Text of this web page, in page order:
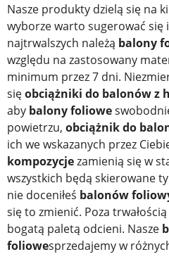
Nasze produkty dzielą się na
wyborze warto sugerować się
najtrwalszych należą balony
względu na zastosowany
minimum przez 7 dni.
sięobciążniki do balonów z
aby balony foliowe
powietrzu, obciążnik do
ich we wskazanych przez
kompozycjezamienią się w
wszystkich będą skierowane
nie doceniłeś balonów
się to zmienić. Poza
bogatą paletą odcieni. Nasze
foliowesprzedajemy w